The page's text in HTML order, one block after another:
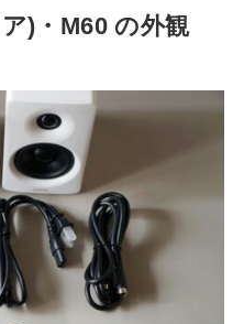
)・M60 の外観